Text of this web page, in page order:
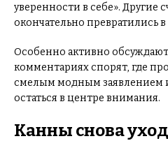
уверенности в себе». Другие
окончательно превратились
Особенно активно обсуждают
комментариях спорят, где
смелым модным заявлением
остаться в центре внимания.
Канны снова